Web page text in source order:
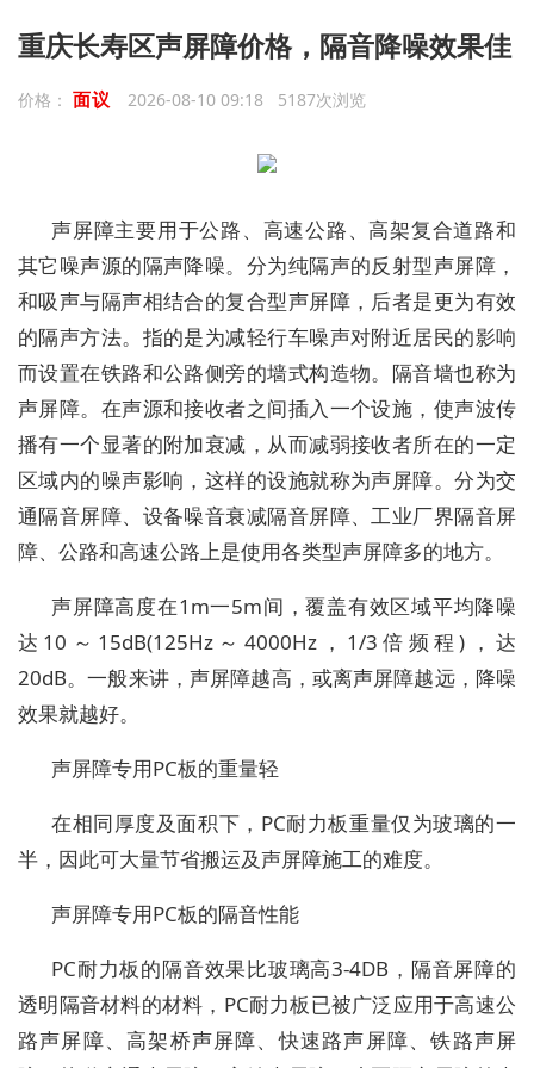
重庆长寿区声屏障价格，隔音降噪效果佳
价格： 面议 2026-08-10 09:18 5187次浏览
声屏障主要用于公路、高速公路、高架复合道路和
其它噪声源的隔声降噪。分为纯隔声的反射型声屏障，
和吸声与隔声相结合的复合型声屏障，后者是更为有效
的隔声方法。指的是为减轻行车噪声对附近居民的影响
而设置在铁路和公路侧旁的墙式构造物。隔音墙也称为
声屏障。在声源和接收者之间插入一个设施，使声波传
播有一个显著的附加衰减，从而减弱接收者所在的一定
区域内的噪声影响，这样的设施就称为声屏障。分为交
通隔音屏障、设备噪音衰减隔音屏障、工业厂界隔音屏
障、公路和高速公路上是使用各类型声屏障多的地方。
声屏障高度在1m一5m间，覆盖有效区域平均降噪
达10～15dB(125Hz～4000Hz，1/3倍频程)，达
20dB。一般来讲，声屏障越高，或离声屏障越远，降噪
效果就越好。
声屏障专用PC板的重量轻
在相同厚度及面积下，PC耐力板重量仅为玻璃的一
半，因此可大量节省搬运及声屏障施工的难度。
声屏障专用PC板的隔音性能
PC耐力板的隔音效果比玻璃高3-4DB，隔音屏障的
透明隔音材料的材料，PC耐力板已被广泛应用于高速公
路声屏障、高架桥声屏障、快速路声屏障、铁路声屏